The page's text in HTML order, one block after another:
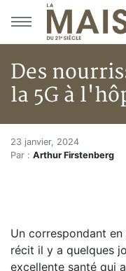
Aller au menu principal
Aller au contenu
Des
la 5G à
Accueil
Articles
Des nourrissons
Des
23 janvier, 2024
Par : Arthur Firstenberg
Un correspondant en
récit il y a quelques
excellente santé qui